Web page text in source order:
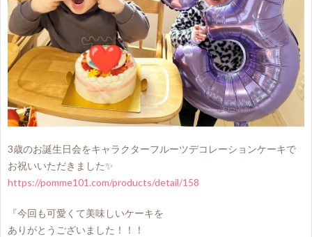
3歳のお誕生日会をキャラクターフルーツデコレーションケーキで
お祝いいただきました✨
https://pomme101.com/products/detail/158
『今回も可愛くて美味しいケーキを
ありがとうございました！！！